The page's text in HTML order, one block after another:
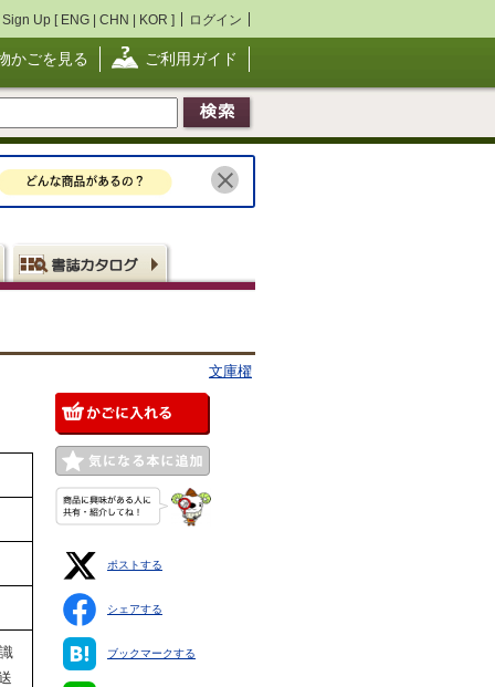
Sign Up [ ENG | CHN | KOR ] ログイン
かごを見る ご利用ガイド
文庫櫂
ポストする
シェアする
ブックマークする